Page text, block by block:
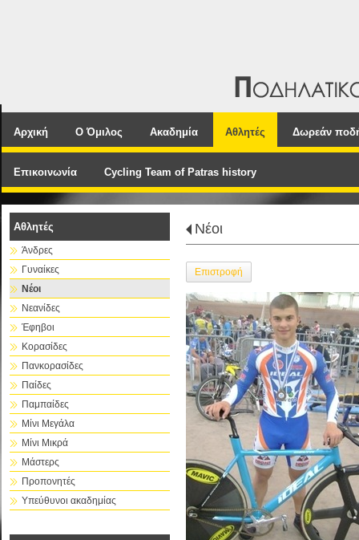
Αρχική Ο Όμιλος Ακαδημία Αθλητές Δωρεάν
Επικοινωνία Cycling Team of Patras history
Αθλητές
Άνδρες
Γυναίκες
Νέοι
Νεανίδες
Έφηβοι
Κορασίδες
Πανκορασίδες
Παίδες
Παμπαίδες
Μίνι Μεγάλα
Μίνι Μικρά
Μάστερς
Προπονητές
Υπεύθυνοι ακαδημίας
Νέοι
Επιστροφή